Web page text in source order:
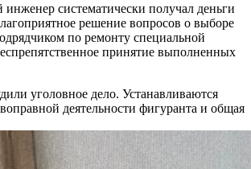
систематически получал деньги
решение вопросов о выборе
по ремонту специальной
принятие выполненных
уголовное дело. Устанавливаются
деятельности фигуранта и общая